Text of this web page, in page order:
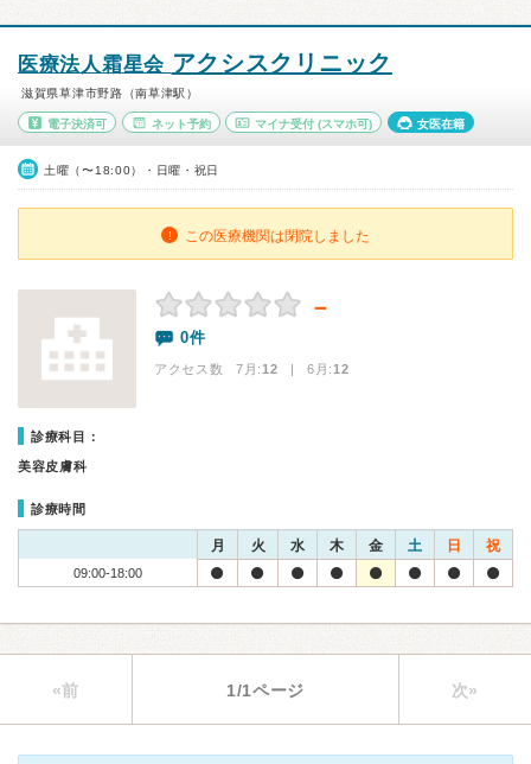
医療法人霜星会 アクシスクリニック
滋賀県草津市野路（南草津駅）
電子決済可 ネット予約 マイナ受付 (スマホ可) 女医在籍
土曜（〜18:00）・日曜・祝日
この医療機関は閉院しました
－
0件
アクセス数 7月:12 | 6月:12
診療科目：
美容皮膚科
診療時間
月 火 水 木 金 土 日 祝
09:00-18:00
«前 1/1ページ 次»